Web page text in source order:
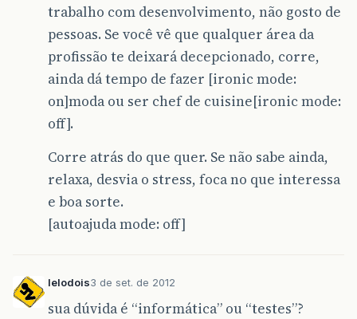
trabalho com desenvolvimento, não gosto de
pessoas. Se você vê que qualquer área da
profissão te deixará decepcionado, corre,
ainda dá tempo de fazer [ironic mode:
on]moda ou ser chef de cuisine[ironic mode:
off].
Corre atrás do que quer. Se não sabe ainda,
relaxa, desvia o stress, foca no que interessa
e boa sorte.
[autoajuda mode: off]
lelodois3 de set. de 2012
sua dúvida é “informática” ou “testes”?